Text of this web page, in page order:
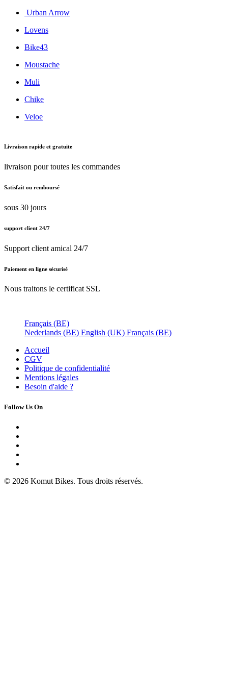
Urban Arrow
Lovens
Bike43
Moustache
Muli
Chike
Veloe
Livraison rapide et gratuite
livraison pour toutes les commandes
Satisfait ou remboursé
sous 30 jours
support client 24/7
Support client amical 24/7
Paiement en ligne sécurisé
Nous traitons le certificat SSL
Français (BE)
Nederlands (BE) English (UK) Français (BE)
Accueil
CGV
Politique de confidentialité
Mentions légales
Besoin d'aide ?
Follow Us On
© 2026 Komut Bikes. Tous droits réservés.